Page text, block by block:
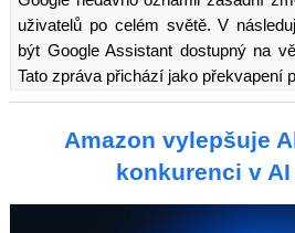
uživatelů po celém světě. V
být Google Assistant dostupný na
Tato zpráva přichází jako překvapení
Amazon vylepšuje
konkurenci v